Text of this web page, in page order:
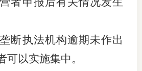
断执法机构逾期未作出
可以实施集中。